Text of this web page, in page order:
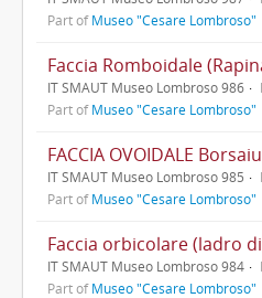
Part ofMuseo "Cesare Lombroso"
Faccia Romboidale
IT SMAUT Museo Lombroso 986
Part ofMuseo "Cesare Lombroso"
FACCIA OVOIDALE
IT SMAUT Museo Lombroso 985
Part ofMuseo "Cesare Lombroso"
Faccia orbicolare (ladro
IT SMAUT Museo Lombroso 984
Part ofMuseo "Cesare Lombroso"